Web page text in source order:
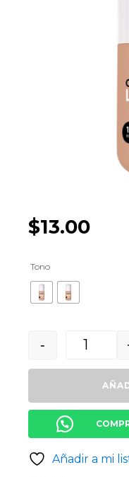
$13.00
Tono
-
Añadir a mi